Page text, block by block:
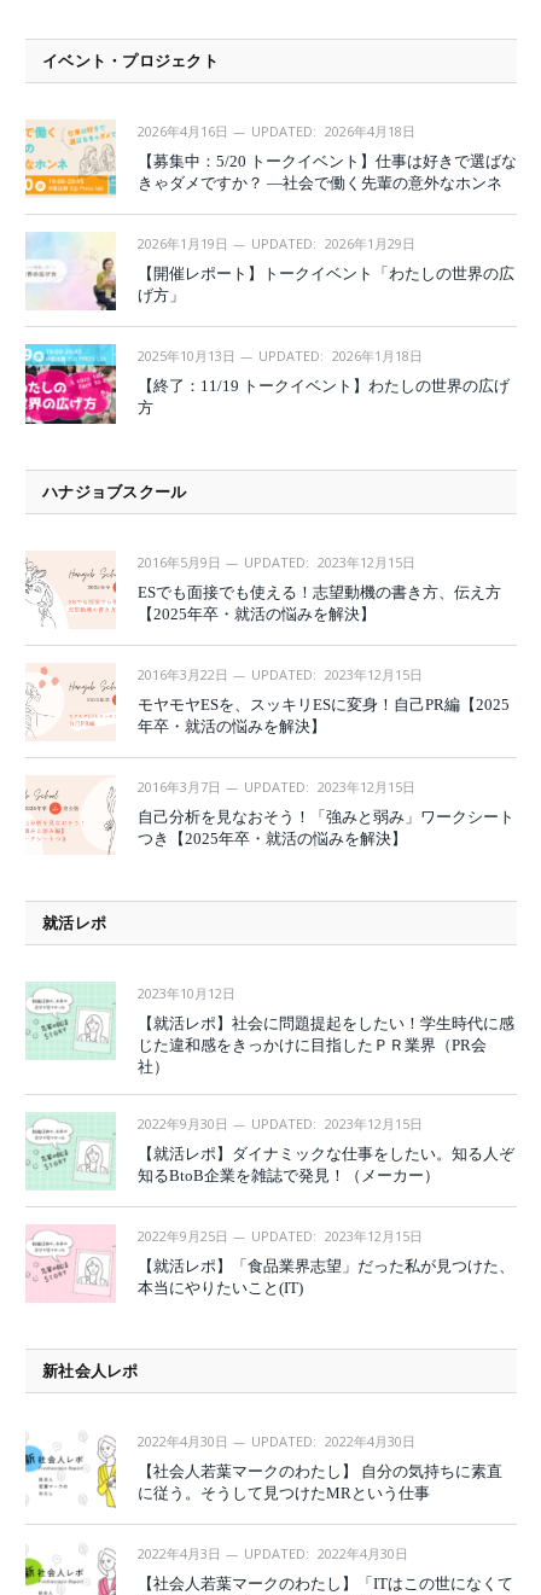
イベント・プロジェクト
2026年4月16日 UPDATED: 2026年4月18日
【募集中：5/20 トークイベント】仕事は好きで選ばな
きゃダメですか？ —社会で働く先輩の意外なホンネ
2026年1月19日 UPDATED: 2026年1月29日
【開催レポート】トークイベント「わたしの世界の広
げ方」
2025年10月13日 UPDATED: 2026年1月18日
【終了：11/19 トークイベント】わたしの世界の広げ
方
ハナジョブスクール
2016年5月9日 UPDATED: 2023年12月15日
ESでも面接でも使える！志望動機の書き方、伝え方
【2025年卒・就活の悩みを解決】
2016年3月22日 UPDATED: 2023年12月15日
モヤモヤESを、スッキリESに変身！自己PR編【2025
年卒・就活の悩みを解決】
2016年3月7日 UPDATED: 2023年12月15日
自己分析を見なおそう！「強みと弱み」ワークシート
つき【2025年卒・就活の悩みを解決】
就活レポ
2023年10月12日
【就活レポ】社会に問題提起をしたい！学生時代に感
じた違和感をきっかけに目指したＰＲ業界（PR会
社）
2022年9月30日 UPDATED: 2023年12月15日
【就活レポ】ダイナミックな仕事をしたい。知る人ぞ
知るBtoB企業を雑誌で発見！（メーカー）
2022年9月25日 UPDATED: 2023年12月15日
【就活レポ】「食品業界志望」だった私が見つけた、
本当にやりたいこと(IT)
新社会人レポ
2022年4月30日 UPDATED: 2022年4月30日
【社会人若葉マークのわたし】 自分の気持ちに素直
に従う。そうして見つけたMRという仕事
2022年4月3日 UPDATED: 2022年4月30日
【社会人若葉マークのわたし】「ITはこの世になくて